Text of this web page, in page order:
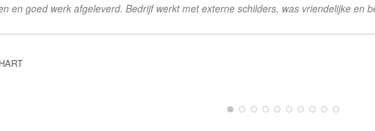
en goed werk afgeleverd. Bedrijf werkt met externe schilders, was vriendelijke en
1 2 3 4 5 6 7 8 9 10